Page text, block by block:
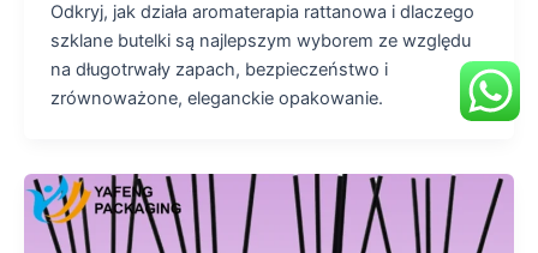
Odkryj, jak działa aromaterapia rattanowa i dlaczego
szklane butelki są najlepszym wyborem ze względu
na długotrwały zapach, bezpieczeństwo i
zrównoważone, eleganckie opakowanie.